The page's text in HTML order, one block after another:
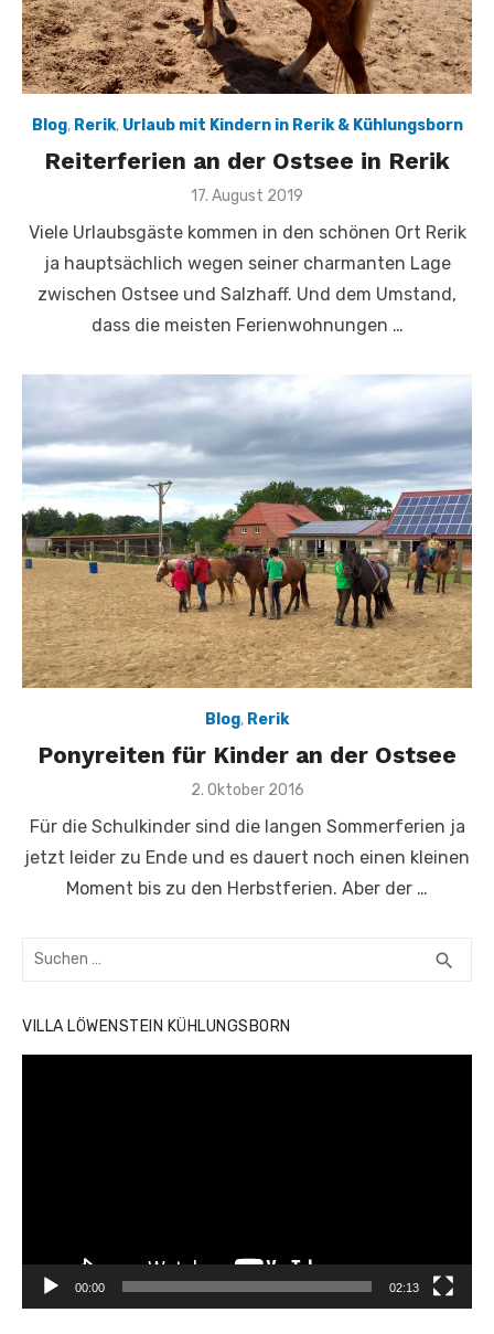
Blog, Rerik, Urlaub mit Kindern in Rerik & Kühlungsborn
Reiterferien an der Ostsee in Rerik
Veröffentlicht
17. August 2019
Viele Urlaubsgäste kommen in den schönen Ort Rerik
ja hauptsächlich wegen seiner charmanten Lage
zwischen Ostsee und Salzhaff. Und dem Umstand,
dass die meisten Ferienwohnungen …
Blog, Rerik
Ponyreiten für Kinder an der Ostsee
Veröffentlicht
2. Oktober 2016
Für die Schulkinder sind die langen Sommerferien ja
jetzt leider zu Ende und es dauert noch einen kleinen
Moment bis zu den Herbstferien. Aber der …
Suchen
search
VILLA LÖWENSTEIN KÜHLUNGSBORN
00:00 02:13